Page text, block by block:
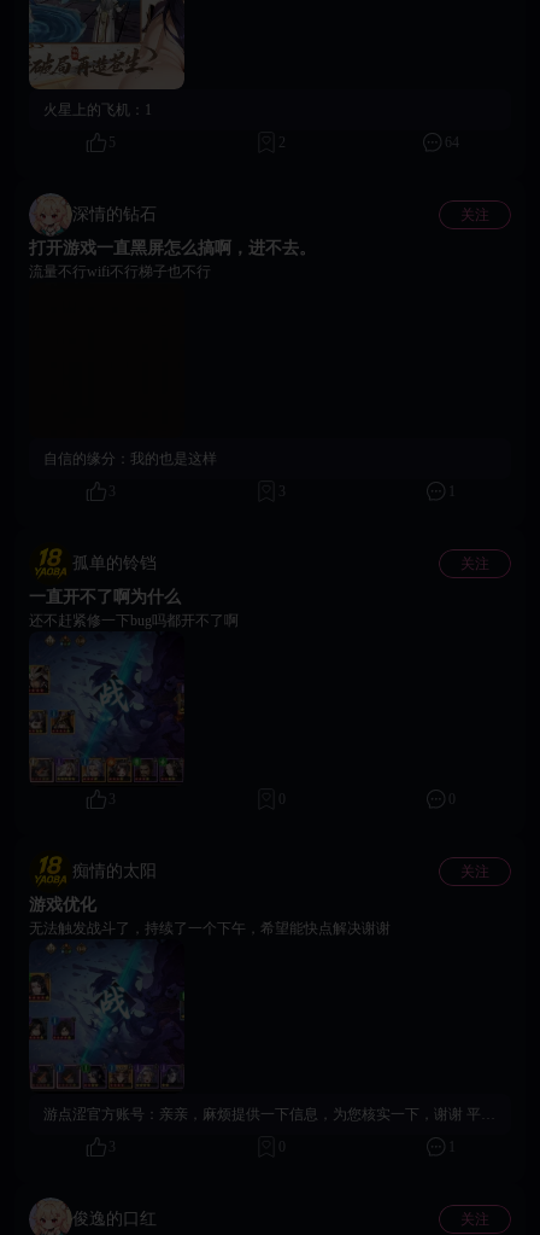
时间，防止角色数据丢失、进度回档等异常情况发生。 🔹补偿说明 维护结
束服务器开服后，我们将通过游戏内邮件统一发放维护补偿福利，可自行前
往邮箱查收领取。若维护期间有任何疑问，可通过官方客服渠道反馈咨询。
再次感谢各位的理解与耐心等候，祝诸位御剑行侠，寻仙顺遂！ 《古剑奇
火星上的飞机： 1
5
2 64
深情的钻石 关注
打开游戏一直黑屏怎么搞啊，进不去。
流量不行wifi不行梯子也不行
自信的缘分： 我的也是这样
孤单的铃铛 关注
一直开不了啊为什么
还不赶紧修一下bug吗都开不了啊
3 0 0
痴情的太阳 关注
游戏优化
无法触发战斗了，持续了一个下午，希望能快点解决谢谢
游点涩官方账号： 亲亲，麻烦提供一下信息，为您核实一下，谢谢 平台ID: 游戏ID： 游戏版本： 所在区服： 设备系统： 问题描述： 问题截图或者录屏：
俊逸的口红 关注